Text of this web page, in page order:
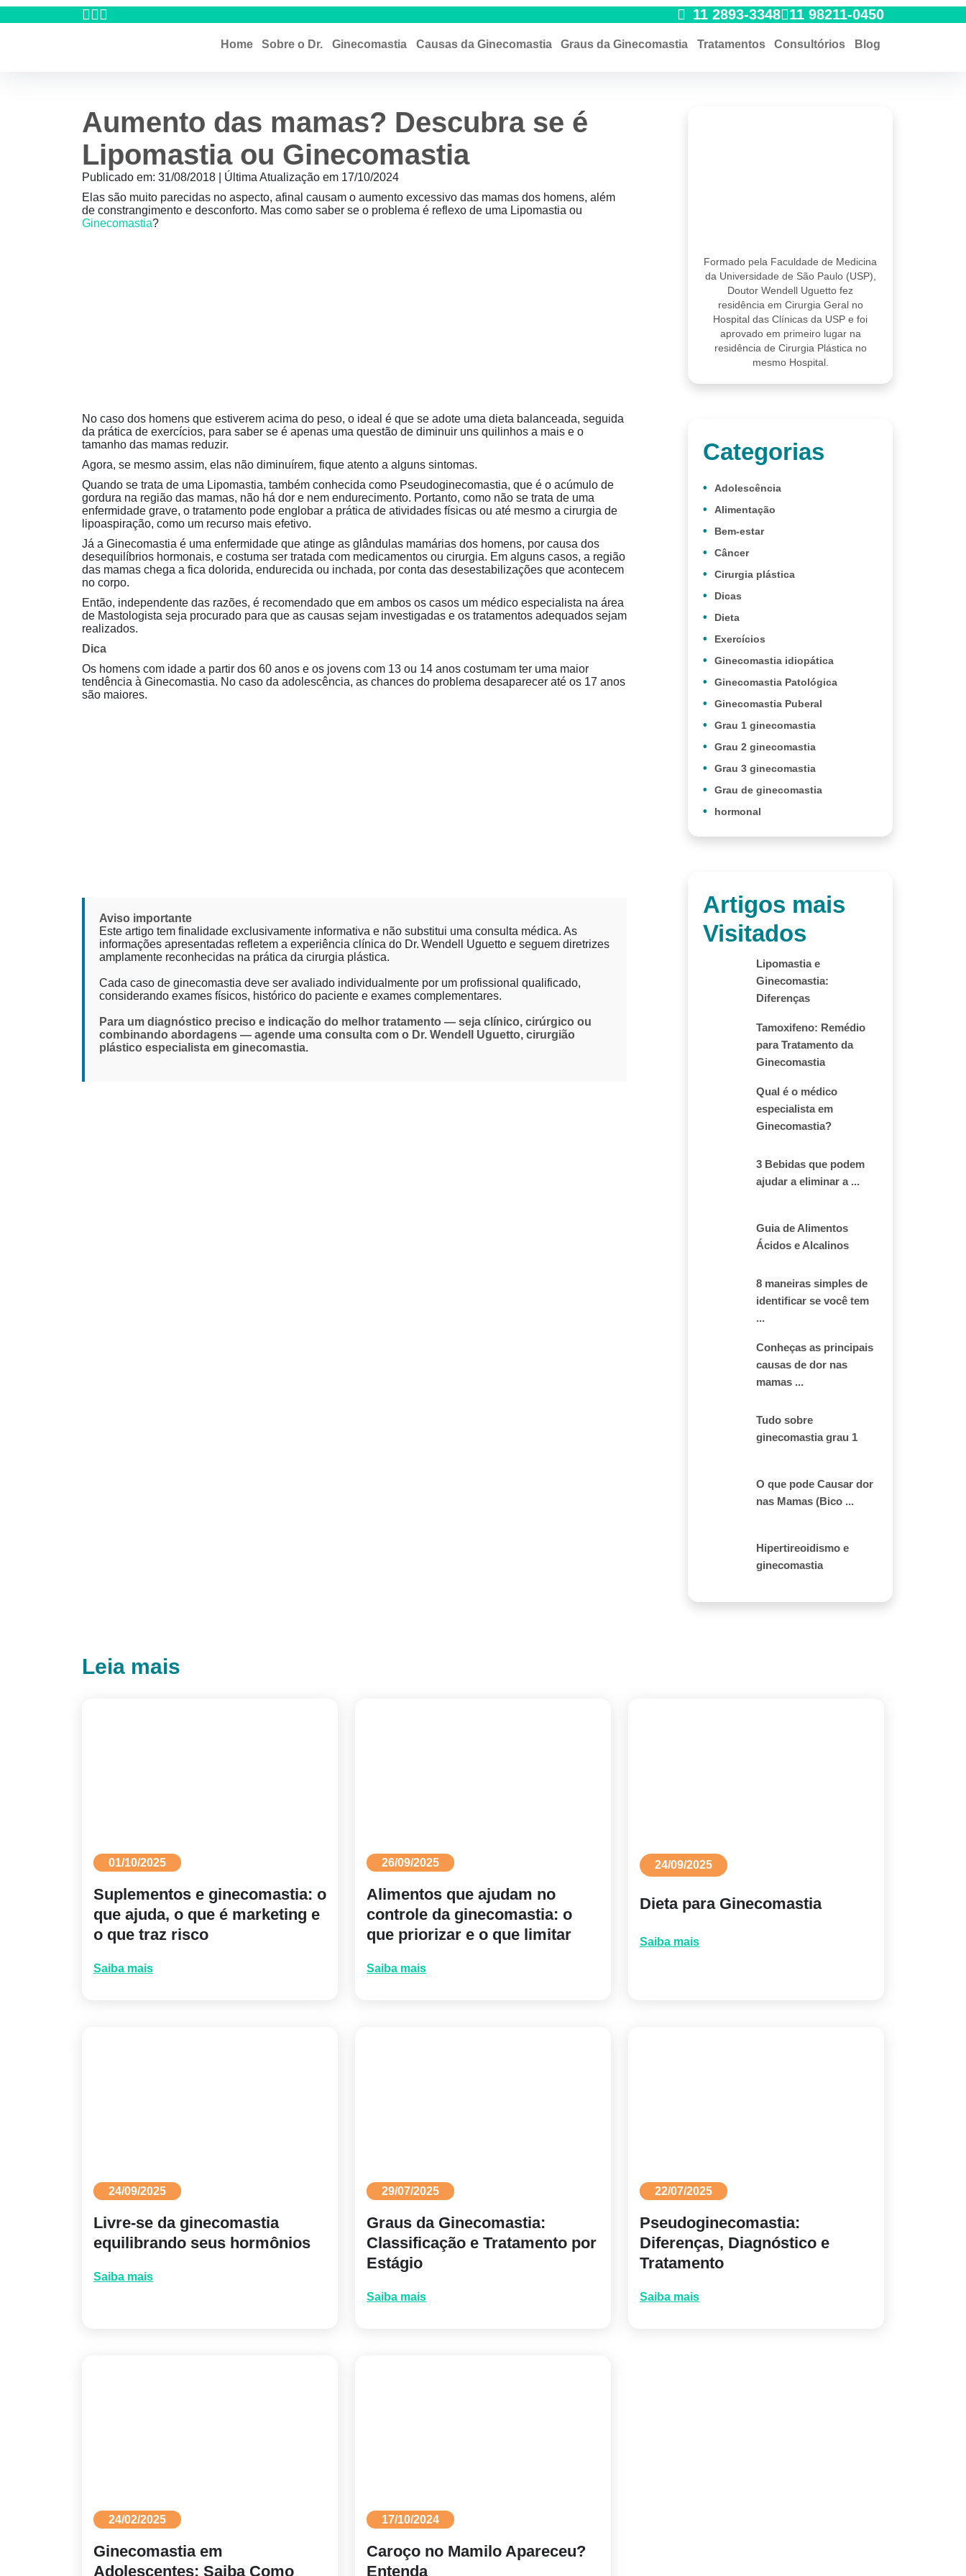
11 2893-3348 11 98211-0450
Home Sobre o Dr. Ginecomastia Causas da Ginecomastia Graus da Ginecomastia Tratamentos Consultórios Blog
Aumento das mamas? Descubra se é
Lipomastia ou Ginecomastia
Publicado em: 31/08/2018 | Última Atualização em 17/10/2024
Elas são muito parecidas no aspecto, afinal causam o aumento excessivo das mamas dos homens, além
de constrangimento e desconforto. Mas como saber se o problema é reflexo de uma Lipomastia ou
Ginecomastia?
No caso dos homens que estiverem acima do peso, o ideal é que se adote uma dieta balanceada, seguida
da prática de exercícios, para saber se é apenas uma questão de diminuir uns quilinhos a mais e o
tamanho das mamas reduzir.
Agora, se mesmo assim, elas não diminuírem, fique atento a alguns sintomas.
Quando se trata de uma Lipomastia, também conhecida como Pseudoginecomastia, que é o acúmulo de
gordura na região das mamas, não há dor e nem endurecimento. Portanto, como não se trata de uma
enfermidade grave, o tratamento pode englobar a prática de atividades físicas ou até mesmo a cirurgia de
lipoaspiração, como um recurso mais efetivo.
Já a Ginecomastia é uma enfermidade que atinge as glândulas mamárias dos homens, por causa dos
desequilíbrios hormonais, e costuma ser tratada com medicamentos ou cirurgia. Em alguns casos, a região
das mamas chega a fica dolorida, endurecida ou inchada, por conta das desestabilizações que acontecem
no corpo.
Então, independente das razões, é recomendado que em ambos os casos um médico especialista na área
de Mastologista seja procurado para que as causas sejam investigadas e os tratamentos adequados sejam
realizados.
Dica
Os homens com idade a partir dos 60 anos e os jovens com 13 ou 14 anos costumam ter uma maior
tendência à Ginecomastia. No caso da adolescência, as chances do problema desaparecer até os 17 anos
são maiores.
Aviso importante
Este artigo tem finalidade exclusivamente informativa e não substitui uma consulta médica. As
informações apresentadas refletem a experiência clínica do Dr. Wendell Uguetto e seguem diretrizes
amplamente reconhecidas na prática da cirurgia plástica.
Cada caso de ginecomastia deve ser avaliado individualmente por um profissional qualificado,
considerando exames físicos, histórico do paciente e exames complementares.
Para um diagnóstico preciso e indicação do melhor tratamento — seja clínico, cirúrgico ou
combinando abordagens — agende uma consulta com o Dr. Wendell Uguetto, cirurgião
plástico especialista em ginecomastia.
Formado pela Faculdade de Medicina
da Universidade de São Paulo (USP),
Doutor Wendell Uguetto fez
residência em Cirurgia Geral no
Hospital das Clínicas da USP e foi
aprovado em primeiro lugar na
residência de Cirurgia Plástica no
mesmo Hospital.
Categorias
Adolescência
Alimentação
Bem-estar
Câncer
Cirurgia plástica
Dicas
Dieta
Exercícios
Ginecomastia idiopática
Ginecomastia Patológica
Ginecomastia Puberal
Grau 1 ginecomastia
Grau 2 ginecomastia
Grau 3 ginecomastia
Grau de ginecomastia
hormonal
Artigos mais
Visitados
Lipomastia e
Ginecomastia:
Diferenças
Tamoxifeno: Remédio
para Tratamento da
Ginecomastia
Qual é o médico
especialista em
Ginecomastia?
3 Bebidas que podem
ajudar a eliminar a ...
Guia de Alimentos
Ácidos e Alcalinos
8 maneiras simples de
identificar se você tem
...
Conheças as principais
causas de dor nas
mamas ...
Tudo sobre
ginecomastia grau 1
O que pode Causar dor
nas Mamas (Bico ...
Hipertireoidismo e
ginecomastia
Leia mais
01/10/2025
Suplementos e ginecomastia: o
que ajuda, o que é marketing e
o que traz risco
Saiba mais
26/09/2025
Alimentos que ajudam no
controle da ginecomastia: o
que priorizar e o que limitar
Saiba mais
24/09/2025
Dieta para Ginecomastia
Saiba mais
24/09/2025
Livre-se da ginecomastia
equilibrando seus hormônios
Saiba mais
29/07/2025
Graus da Ginecomastia:
Classificação e Tratamento por
Estágio
Saiba mais
22/07/2025
Pseudoginecomastia:
Diferenças, Diagnóstico e
Tratamento
Saiba mais
24/02/2025
Ginecomastia em
Adolescentes: Saiba Como
17/10/2024
Caroço no Mamilo Apareceu?
Entenda